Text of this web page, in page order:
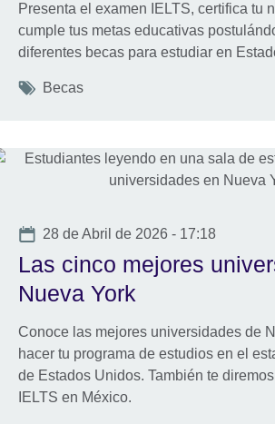
Presenta el examen IELTS, certifica tu
cumple tus metas educativas
diferentes becas para estudiar en
Tags
Becas
Date
28 de Abril de 2026 - 17:18
Las cinco mejores
Nueva York
Conoce las mejores universidades de
hacer tu programa de estudios en el
de Estados Unidos. También te
IELTS en México.